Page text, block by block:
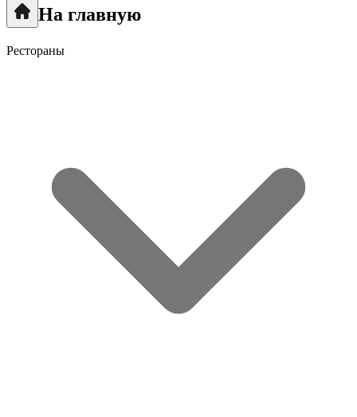
На главную
Рестораны